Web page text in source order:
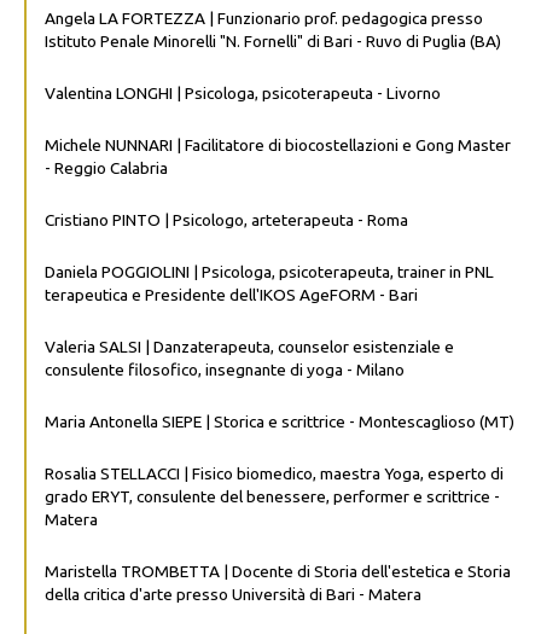
Angela LA FORTEZZA | Funzionario prof. pedagogica presso
Istituto Penale Minorelli "N. Fornelli" di Bari - Ruvo di Puglia (BA)
Valentina LONGHI | Psicologa, psicoterapeuta - Livorno
Michele NUNNARI | Facilitatore di biocostellazioni e Gong Master
- Reggio Calabria
Cristiano PINTO | Psicologo, arteterapeuta - Roma
Daniela POGGIOLINI | Psicologa, psicoterapeuta, trainer in PNL
terapeutica e Presidente dell'IKOS AgeFORM - Bari
Valeria SALSI | Danzaterapeuta, counselor esistenziale e
consulente filosofico, insegnante di yoga - Milano
Maria Antonella SIEPE | Storica e scrittrice - Montescaglioso (MT)
Rosalia STELLACCI | Fisico biomedico, maestra Yoga, esperto di
grado ERYT, consulente del benessere, performer e scrittrice -
Matera
Maristella TROMBETTA | Docente di Storia dell'estetica e Storia
della critica d'arte presso Università di Bari - Matera